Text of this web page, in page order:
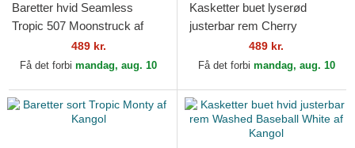
Baretter hvid Seamless
Tropic 507 Moonstruck af
489 kr.
Få det forbi mandag, aug. 10
Kasketter buet lyserød
justerbar rem Cherry
Spacecap af Kangol
489 kr.
Få det forbi mandag, aug. 10